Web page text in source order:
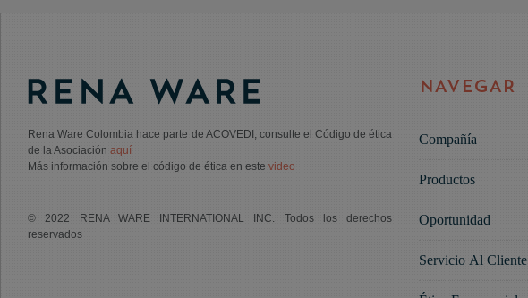
Rena Ware Colombia hace parte de ACOVEDI, consulte el Código de ética
de la Asociación aquí
Más información sobre el código de ética en este video
© 2022 RENA WARE INTERNATIONAL INC. Todos los derechos
reservados
NAVEGAR
Compañía
Productos
Oportunidad
Servicio Al Cliente